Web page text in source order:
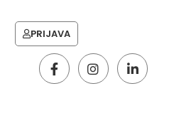
PRIJAVA